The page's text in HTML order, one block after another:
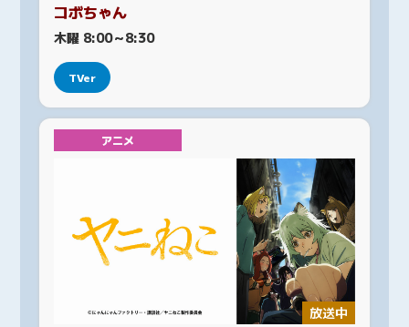
コボちゃん
木曜 8:00～8:30
TVer
アニメ
放送中